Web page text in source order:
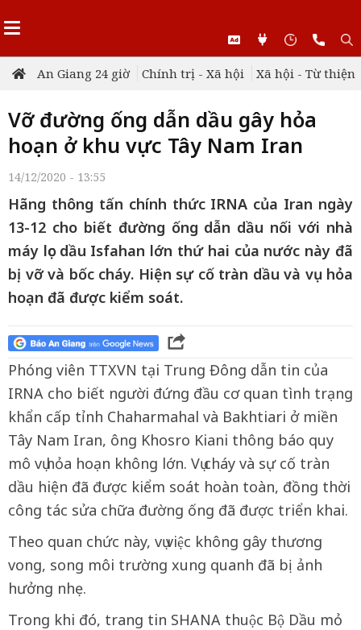
An Giang 24 giờ Chính trị - Xã hội Xã hội - Từ thiện
Vỡ đường ống dẫn dầu gây hỏa
hoạn ở khu vực Tây Nam Iran
14/12/2020 - 13:55
Hãng thông tấn chính thức IRNA của Iran ngày
13-12 cho biết đường ống dẫn dầu nối với nhà
máy lọc dầu Isfahan lớn thứ hai của nước này đã
bị vỡ và bốc cháy. Hiện sự cố tràn dầu và vụ hỏa
hoạn đã được kiểm soát.
Phóng viên TTXVN tại Trung Đông dẫn tin của
IRNA cho biết người đứng đầu cơ quan tình trạng
khẩn cấp tỉnh Chaharmahal và Bakhtiari ở miền
Tây Nam Iran, ông Khosro Kiani thông báo quy
mô vụ hỏa hoạn không lớn. Vụ cháy và sự cố tràn
dầu hiện đã được kiểm soát hoàn toàn, đồng thời
công tác sửa chữa đường ống đã được triển khai.
Theo quan chức này, vụ việc không gây thương
vong, song môi trường xung quanh đã bị ảnh
hưởng nhẹ.
Trong khi đó, trang tin SHANA thuộc Bộ Dầu mỏ